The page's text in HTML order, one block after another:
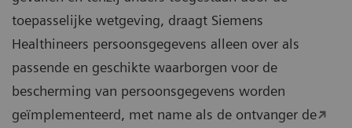
toepasselijke wetgeving, draagt Siemens
Healthineers persoonsgegevens alleen over als
passende en geschikte waarborgen voor de
bescherming van persoonsgegevens worden
geïmplementeerd, met name als de ontvanger de